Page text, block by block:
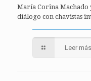
María Corina Machado
diálogo con chavistas
Leer más